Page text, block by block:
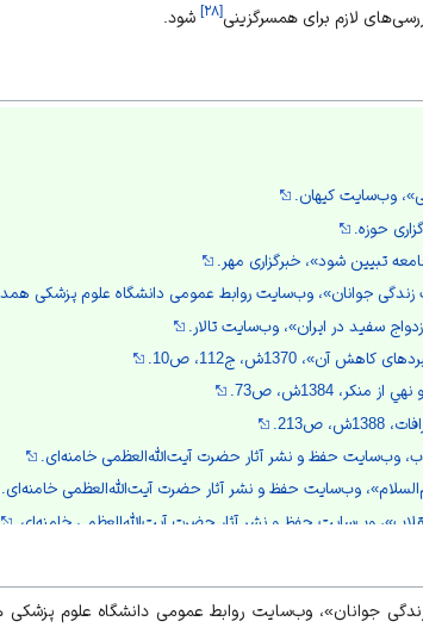
لازم برای همسرگزینی[۲۸] شود.
وب‌سایت کیهان.
حوزه.
تبیین شود»، خبرگزاری مهر.
جوانان»، وب‌سایت روابط عمومی دانشگاه علوم پزشکی
سفید در ایران»، وب‌سایت تالار.
1370ش، ج112، ص10.
1384ش، ص73.
ص213.
وب‌سایت حفظ و نشر آثار حضرت آيت‌الله‌العظمی خامنه‌ای.
وب‌سایت حفظ و نشر آثار حضرت آيت‌الله‌العظمی خامنه‌ای.
وب‌سایت حفظ و نشر آثار حضرت آيت‌الله‌العظمی خامنه‌ای.
عملی)»، وبلاگ حامی هنر زندگی.